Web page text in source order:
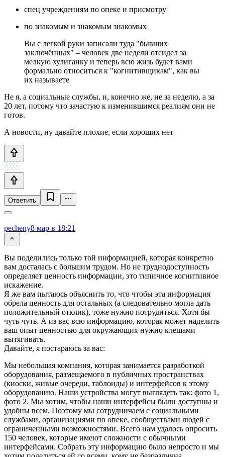
спец учреждениям по опеке и присмотру
по знакомым и знакомым знакомых
Вы с легкой руки записали туда "бывших
заключённых" – человек две недели отсидел за
мелкую хулиганку и теперь всю жизь будет вами
формально относиться к "когнитивщикам", как вы
их называете
Не я, а социальные службы, и, конечно же, не за неделю, а за
20 лет, потому что зачастую к изменившимся реалиям они не
готов.
А новости, ну давайте плохие, если хороших нет
Ответить
pecheny8 мар в 18:21
Вы поделились только той информацией, которая конкретно
вам досталась с большим трудом. Но не труднодоступность
определяет ценность информации, это типичное когнитивное
искажение.
Я же вам пытаюсь объяснить то, что чтобы эта информация
обрела ценность для остальных (а следовательно могла дать
положительный отклик), тоже нужно потрудиться. Хотя бы
чуть-чуть. А из вас всю информацию, которая может наделить
ваш опыт ценностью для окружающих нужно клещами
вытягивать.
Давайте, я постараюсь за вас:
Мы небольшая компания, которая занимается разработкой
оборудования, размещаемого в публичных пространствах
(киоски, живые очереди, таблоиды) и интерфейсов к этому
оборудованию. Наши устройства могут выглядеть так: фото 1,
фото 2. Мы хотим, чтобы наши интерфейсы были доступны и
удобны всем. Поэтому мы сотрудничаем с социальными
службами, организациями по опеке, сообществами людей с
ограниченными возможностями. Всего нам удалось опросить
150 человек, которые имеют сложности с обычными
интерфейсами. Собрать эту информацию было непросто и мы